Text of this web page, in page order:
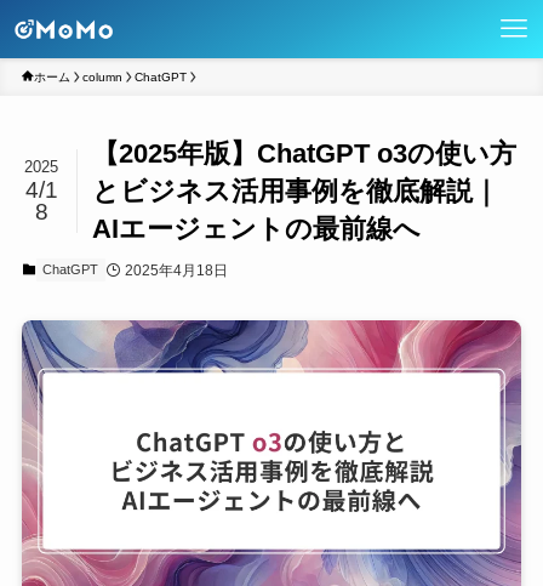
ホーム column ChatGPT
【2025年版】ChatGPT o3の使い方
とビジネス活用事例を徹底解説｜
AIエージェントの最前線へ
2025
4/1
8
ChatGPT 2025年4月18日